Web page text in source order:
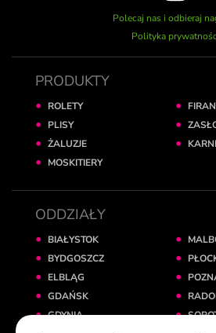
Polecaj nas i odbieraj
Polityka
PRODUKTY
ROLETY
PLISY
ŻALUZJE
MOSKITIERY
ODDZIAŁY
BIAŁYSTOK
BYDGOSZCZ
ELBLĄG
GDAŃSK
GDYNIA